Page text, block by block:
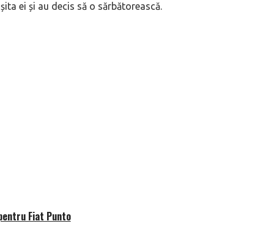
ei și au decis să o sărbătorească.
Fiat Punto